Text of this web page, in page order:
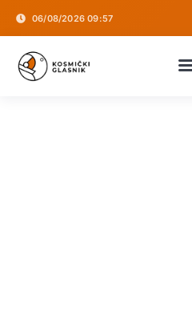
06/08/2026 09:57